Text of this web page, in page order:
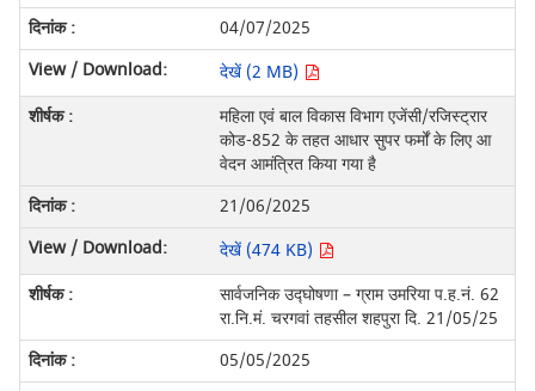
04/07/2025
देखें (2 MB)
महिला एवं बाल विकास विभाग एजेंसी/रजिस्ट्रार
कोड-852 के तहत आधार सुपर फर्मों के लिए आ
वेदन आमंत्रित किया गया है
21/06/2025
देखें (474 KB)
सार्वजनिक उद्घोषणा – ग्राम उमरिया प.ह.नं. 62
रा.नि.मं. चरगवां तहसील शहपुरा दि. 21/05/25
05/05/2025